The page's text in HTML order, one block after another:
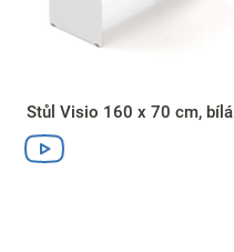
Stůl Visio 160 x 70 cm, bílá